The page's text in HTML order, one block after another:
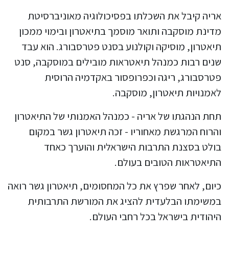
אריה קיבל את השכלתו בפסיכולוגיה מאוניברסיטת
מדינת מוסקבה ותואר מוסמך בתיאטרון ובימוי ממכון
תיאטרון, מוסיקה וקולנוע בסנט פטרסבורג. הוא עבד
שנים רבות כמנהל תיאטראות מובילים במוסקבה, סנט
פטרסבורג, ריגה וכפרופסור באקדמיה הרוסית
לאמנויות תיאטרון, מוסקבה.
תחת הנהגתו של אריה - כמנהל האמנותי של התיאטרון
והרוח המרגשת מאחוריו - זכה תיאטרון גשר במקום
בולט בסצנת התרבות הישראלית והוערך כאחד
התיאטראות הטובים בעולם.
כיום, לאחר שפרץ את כל המחסומים, תיאטרון גשר רואה
במשימתו הבלעדית להציג את המורשת התרבותית
היהודית בישראל בכל רחבי העולם.